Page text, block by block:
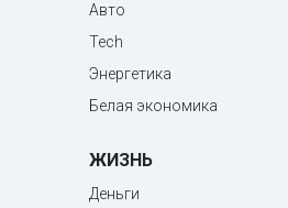
Авто
Tech
Энергетика
Белая экономика
ЖИЗНЬ
Деньги